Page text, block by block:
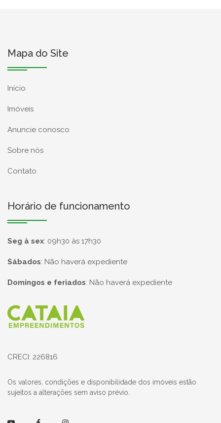
Mapa do Site
Início
Imóveis
Anuncie conosco
Sobre nós
Contato
Horário de funcionamento
Seg à sex: 09h30 às 17h30
Sábados: Não haverá expediente
Domingos e feriados: Não haverá expediente
Página inicial
CRECI: 226816
Os valores, condições e disponibilidade dos imóveis estão
sujeitos a alterações sem aviso prévio.